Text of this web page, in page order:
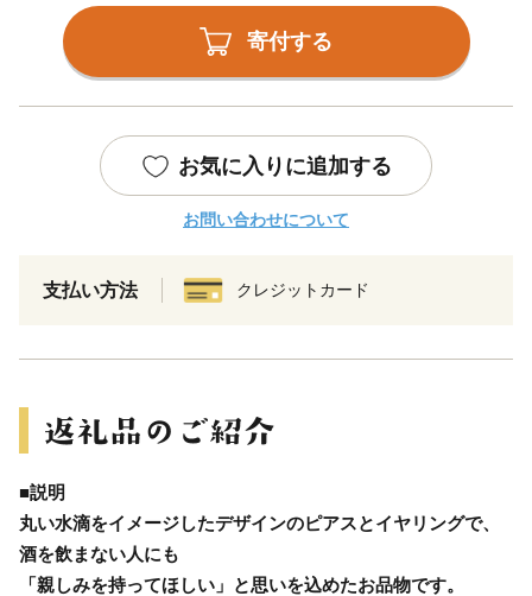
寄付する
お気に入りに追加する
お問い合わせについて
支払い方法 クレジットカード
■説明
丸い水滴をイメージしたデザインのピアスとイヤリングで、
酒を飲まない人にも
「親しみを持ってほしい」と思いを込めたお品物です。